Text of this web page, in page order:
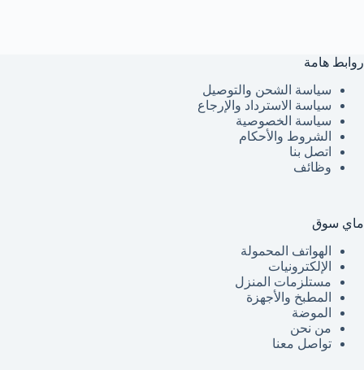
روابط هامة
سياسة الشحن والتوصيل
سياسة الاسترداد والإرجاع
سياسة الخصوصية
الشروط والأحكام
اتصل بنا
وظائف
ماي سوق
الهواتف المحمولة
الإلكترونيات
مستلزمات المنزل
المطبخ والأجهزة
الموضة
من نحن
تواصل معنا